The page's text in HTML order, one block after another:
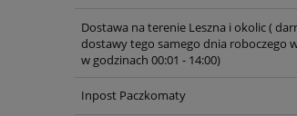
Dostawa na terenie Leszna i okolic (
dostawy tego samego dnia roboczego
w godzinach 00:01 - 14:00)
Inpost Paczkomaty